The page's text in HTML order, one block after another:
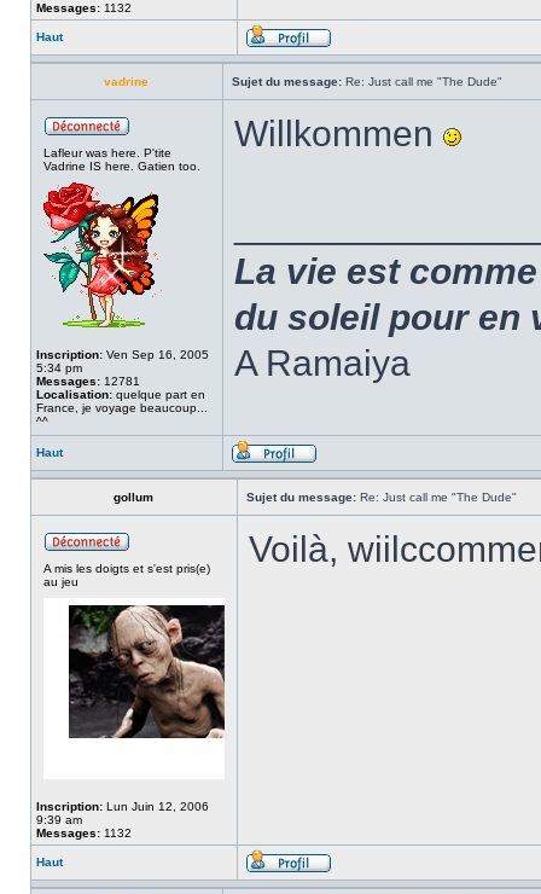
Messages: 1132
Haut
vadrine Sujet du message: Re: Just call me "The Dude"
Lafleur was here. P'tite
Vadrine IS here. Gatien too.
Inscription: Ven Sep 16, 2005
5:34 pm
Messages: 12781
Localisation: quelque part en
France, je voyage beaucoup...
^^
Willkommen
La vie est
du soleil pour en
A Ramaiya
Haut
gollum Sujet du message: Re: Just call me "The Dude"
A mis les doigts et s'est pris(e)
au jeu
Inscription: Lun Juin 12, 2006
9:39 am
Messages: 1132
Voilà,
Haut